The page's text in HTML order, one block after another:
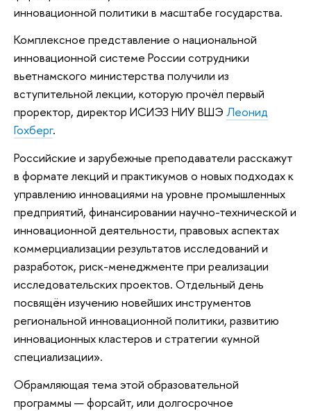
инновационной политики в масштабе государства.
Комплексное представление о национальной
инновационной системе России сотрудники
вьетнамского министерства получили из
вступительной лекции, которую прочёл первый
проректор, директор ИСИЭЗ НИУ ВШЭ Леонид
Гохберг.
Российские и зарубежные преподаватели расскажут
в формате лекций и практикумов о новых подходах к
управлению инновациями на уровне промышленных
предприятий, финансировании научно-технической и
инновационной деятельности, правовых аспектах
коммерциализации результатов исследований и
разработок, риск-менеджменте при реализации
исследовательских проектов. Отдельный день
посвящён изучению новейших инструментов
региональной инновационной политики, развитию
инновационных кластеров и стратегии «умной
специализации».
Обрамляющая тема этой образовательной
программы — форсайт, или долгосрочное